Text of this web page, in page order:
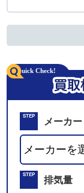
STEP
01
メーカー
STEP 排気量